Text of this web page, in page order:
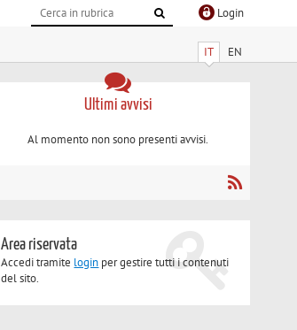
Login
IT EN
Ultimi avvisi
Al momento non sono presenti avvisi.
Area riservata
Accedi tramite login per gestire tutti i contenuti
del sito.